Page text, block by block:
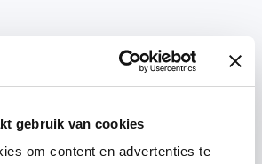
gebruik van cookies
om content en advertenties te